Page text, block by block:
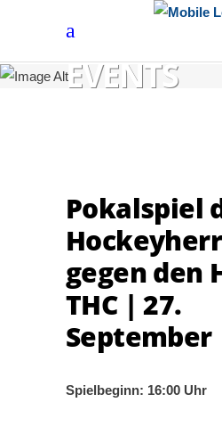
EVENTS
Pokalspiel
gegen den
THC | 27.
September
Spielbeginn: 16:00 Uhr